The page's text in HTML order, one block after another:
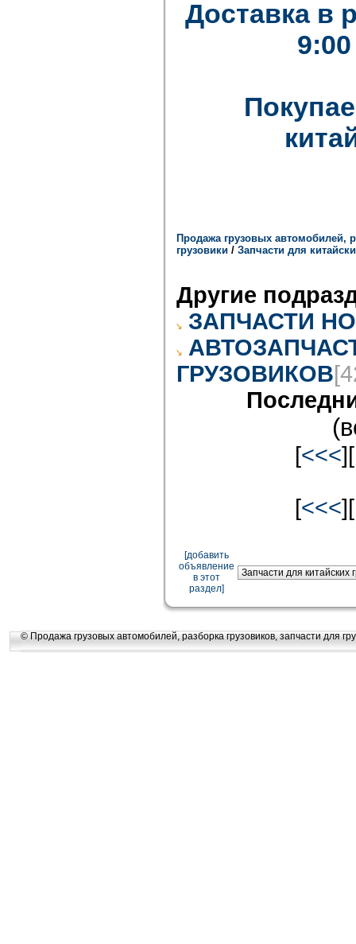
Доставка в
Продажа грузовых автомобилей,
грузовики / Запчасти для
Другие
ЗАПЧАСТИ
ГРУЗОВИКОВ
[<<<][
[<<<][
[добавить
объявление
в этот
раздел]
© Продажа грузовых автомобилей, разборка грузовиков, запчасти для